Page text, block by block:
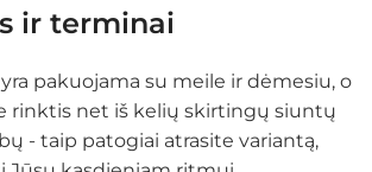
ir terminai
pakuojama su meile ir dėmesiu, o
rinktis net iš kelių skirtingų siuntų
- taip patogiai atrasite variantą,